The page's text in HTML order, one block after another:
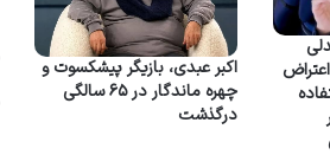
اکبر عبدی، بازیگر پیشکسوت و
چهره ماندگار در ۶۵ سالگی
درگذشت